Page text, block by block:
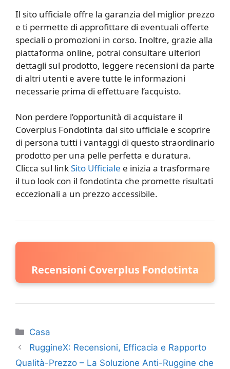
Il sito ufficiale offre la garanzia del miglior prezzo
e ti permette di approfittare di eventuali offerte
speciali o promozioni in corso. Inoltre, grazie alla
piattaforma online, potrai consultare ulteriori
dettagli sul prodotto, leggere recensioni da parte
di altri utenti e avere tutte le informazioni
necessarie prima di effettuare l’acquisto.
Non perdere l’opportunità di acquistare il
Coverplus Fondotinta dal sito ufficiale e scoprire
di persona tutti i vantaggi di questo straordinario
prodotto per una pelle perfetta e duratura.
Clicca sul linkSito Ufficiale e inizia a trasformare
il tuo look con il fondotinta che promette risultati
eccezionali a un prezzo accessibile.
Recensioni Coverplus Fondotinta
Categorie
Casa
RuggineX: Recensioni, Efficacia e Rapporto
Qualità-Prezzo – La Soluzione Anti-Ruggine che